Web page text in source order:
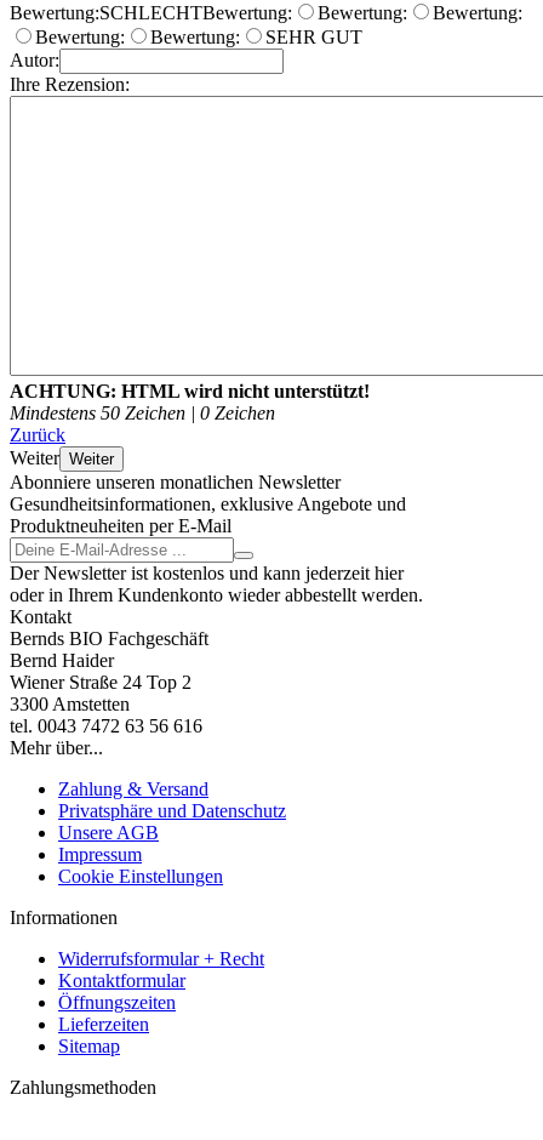
Bewertung:SCHLECHTBewertung: Bewertung:
Bewertung:
Bewertung:
Bewertung:
SEHR GUT
Autor:
Ihre Rezension:
ACHTUNG: HTML wird nicht unterstützt!
Mindestens 50 Zeichen | 0 Zeichen
Zurück
Weiter Weiter
Abonniere unseren monatlichen Newsletter
Gesundheitsinformationen, exklusive Angebote und
Produktneuheiten per E-Mail
Der Newsletter ist kostenlos und kann jederzeit hier
oder in Ihrem Kundenkonto wieder abbestellt werden.
Kontakt
Bernds BIO Fachgeschäft
Bernd Haider
Wiener Straße 24 Top 2
3300 Amstetten
tel. 0043 7472 63 56 616
Mehr über...
Zahlung & Versand
Privatsphäre und Datenschutz
Unsere AGB
Impressum
Cookie Einstellungen
Informationen
Widerrufsformular + Recht
Kontaktformular
Öffnungszeiten
Lieferzeiten
Sitemap
Zahlungsmethoden